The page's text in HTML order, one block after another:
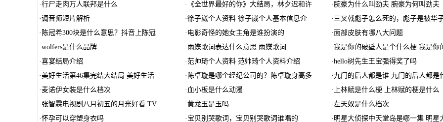
·行尸走肉万人联邦是什么 · 《全世界最好的你》大结局，林夕迟和许 ·腕豪为什么叫劲夫 腕豪为何叫劲夫
·调音师短片解析 ·徐子崴个人资料 徐子崴个人基本信息介 · 三叉戟彪子怎么死的，彪子是被华
· 陈冠希300块是什么意思？抖音上陈冠 · 电影奇怪的她女主角是谁扮演的 · 面部皮肤有哪八大问题
·wolfers是什么品牌 · 雨蝶歌词表达什么意思 雨蝶歌词 ·我是你的破壁人是个什么梗 我是你
·喜宴结局介绍 · 范帅琦个人资料 范帅琦个人资料介绍 ·hello树先生王宝强得奖了吗
·美好生活第46集完结大结局 美好生活 · 陈卓璇是哪个经纪公司的？陈卓璇身高多 · 九门的后人都是谁 九门的后人都是
·麦诺伊女装是什么档次 · 血小板是什么动漫 · 上林赋是什么梗 上林赋的梗是什么
· 张智霖电视剧八月初五的月光好看 TV ·黄龙玉是玉吗 ·左天奴是什么档次
·怀孕可以穿塑身衣吗 · 宝贝别哭歌词，宝贝别哭歌词谁唱的 · 明星大侦探中天堂岛是哪一集 明星